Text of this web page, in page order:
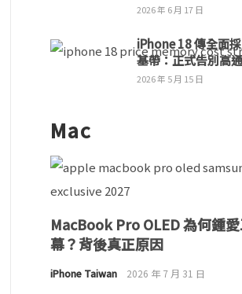
2026 年 6 月 17 日
iPhone 18 傳全面
基帶：正式告別高
2026 年 5 月 15 日
Mac
MacBook Pro OLED 為何鍾
幕？背後真正原因
iPhone Taiwan 2026 年 7 月 31 日